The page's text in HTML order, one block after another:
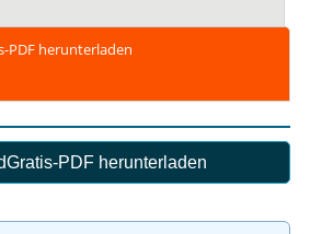
PDF herunterladen
Gratis-PDF herunterladen